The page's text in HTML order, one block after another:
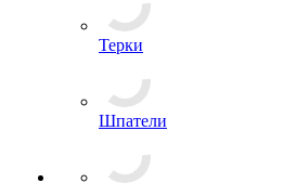
Терки
Шпатели